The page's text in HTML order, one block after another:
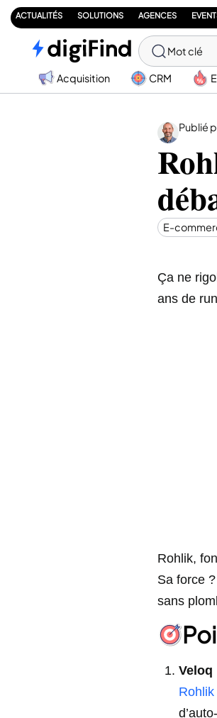
ACTUALITÉS SOLUTIONS AGENCES
Mot clé
Acquisition CRM
Publié
E-
Ça ne
ans de
Rohlik,
Sa force
sans
Veloq
Rohlik